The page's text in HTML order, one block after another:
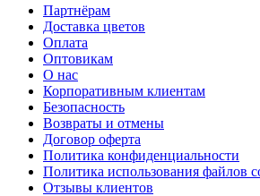
Партнёрам
Доставка цветов
Оплата
Оптовикам
О нас
Корпоративным клиентам
Безопасность
Возвраты и отмены
Договор оферта
Политика конфиденциальности
Политика использования файлов
Отзывы клиентов